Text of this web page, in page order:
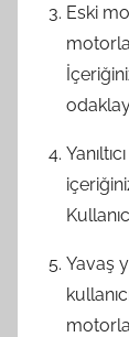
Eski
Yavaş